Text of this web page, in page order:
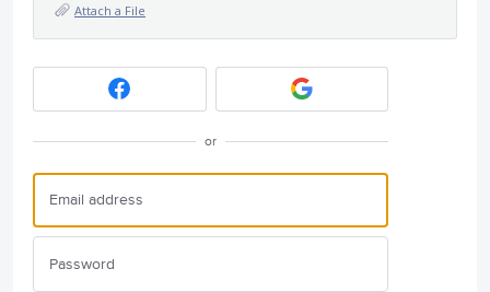
Attach a File
or